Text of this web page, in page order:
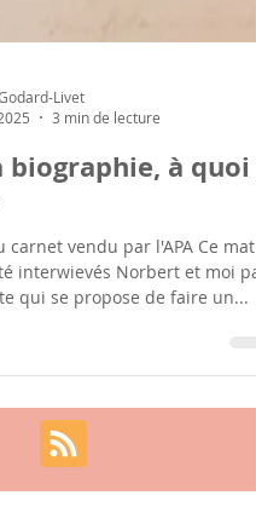
3 min de lecture
biographie, à quoi
vendu par l'APA Ce